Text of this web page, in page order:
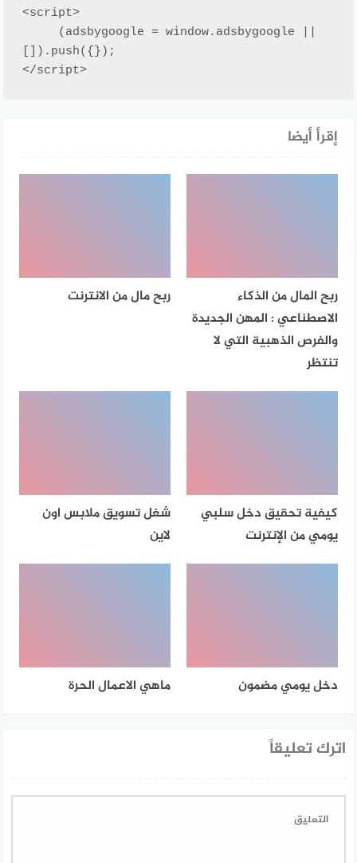
<script>
[]).push({});
</script>
إقرأ أيضا
ربح المال من الذكاء
الاصطناعي : المهن الجديدة
والفرص الذهبية التي لا
تنتظر
ربح مال من الانترنت
كيفية تحقيق دخل سلبي
يومي من الإنترنت
شغل تسويق ملابس اون
لاين
دخل يومي مضمون ماهي الاعمال الحرة
اترك تعليقاً